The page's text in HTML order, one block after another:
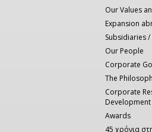
Our Values
Expansion
Subsidiaries
Our People
Corporate
The
Corporate
Development
Awards
45 χρόνια